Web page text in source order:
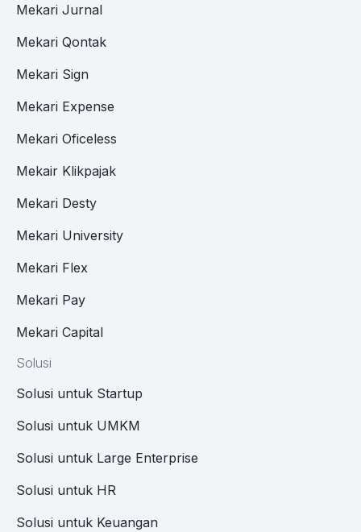
Mekari Jurnal
Mekari Qontak
Mekari Sign
Mekari Expense
Mekari Oficeless
Mekair Klikpajak
Mekari Desty
Mekari University
Mekari Flex
Mekari Pay
Mekari Capital
Solusi
Solusi untuk Startup
Solusi untuk UMKM
Solusi untuk Large Enterprise
Solusi untuk HR
Solusi untuk Keuangan